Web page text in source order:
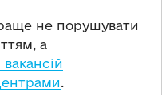
не порушувати
а
.